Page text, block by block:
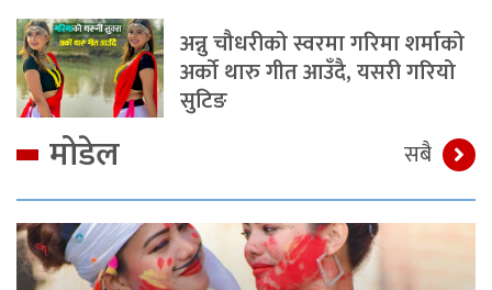
अन्नु चौधरीको स्वरमा गरिमा शर्माको
अर्को थारु गीत आउँदै, यसरी गरियो
सुटिङ
मोडेल सबै